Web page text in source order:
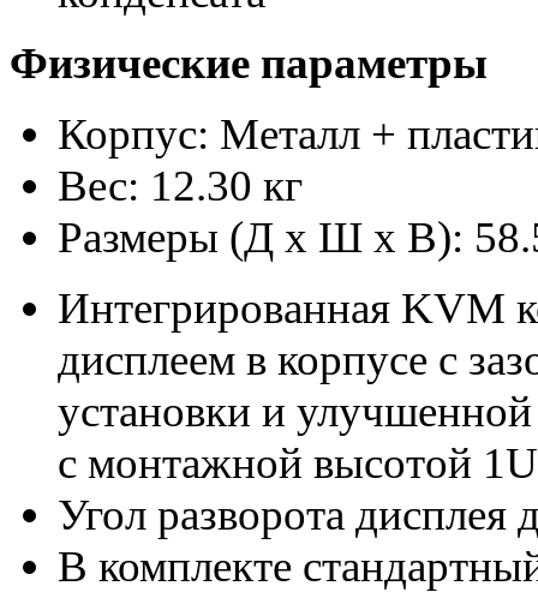
Физические параметры
Корпус: Металл +
Вес: 12.30 кг
Размеры (Д x Ш x В):
Интегрированная
дисплеем в корпусе с
установки и
с монтажной высотой 1U
Угол разворота дисплея
В комплекте